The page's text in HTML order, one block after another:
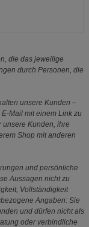
die das jeweilige
durch Personen, die
unsere Kunden –
Mail mit einem Link zu
unsere Kunden, ihre
Shop mit anderen
und persönliche
Aussagen nicht zu
Vollständigkeit
Angaben: Sie
und dürfen nicht als
oder verbindliche